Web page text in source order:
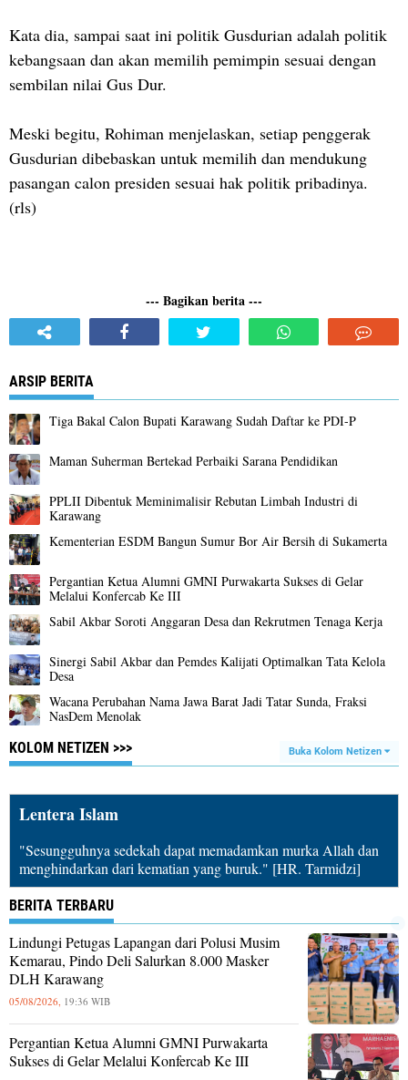
Kata dia, sampai saat ini politik Gusdurian adalah politik
kebangsaan dan akan memilih pemimpin sesuai dengan
sembilan nilai Gus Dur.
Meski begitu, Rohiman menjelaskan, setiap penggerak
Gusdurian dibebaskan untuk memilih dan mendukung
pasangan calon presiden sesuai hak politik pribadinya.
(rls)
--- Bagikan berita ---
ARSIP BERITA
Tiga Bakal Calon Bupati Karawang Sudah Daftar ke PDI-P
Maman Suherman Bertekad Perbaiki Sarana Pendidikan
PPLII Dibentuk Meminimalisir Rebutan Limbah Industri di
Karawang
Kementerian ESDM Bangun Sumur Bor Air Bersih di Sukamerta
Pergantian Ketua Alumni GMNI Purwakarta Sukses di Gelar
Melalui Konfercab Ke III
Sabil Akbar Soroti Anggaran Desa dan Rekrutmen Tenaga Kerja
Sinergi Sabil Akbar dan Pemdes Kalijati Optimalkan Tata Kelola
Desa
Wacana Perubahan Nama Jawa Barat Jadi Tatar Sunda, Fraksi
NasDem Menolak
KOLOM NETIZEN >>>
Buka Kolom Netizen
Lentera Islam
"Sesungguhnya sedekah dapat memadamkan murka Allah dan
menghindarkan dari kematian yang buruk." [HR. Tarmidzi]
BERITA TERBARU
Lindungi Petugas Lapangan dari Polusi Musim
Kemarau, Pindo Deli Salurkan 8.000 Masker
DLH Karawang
05/08/2026, 19:36 WIB
Pergantian Ketua Alumni GMNI Purwakarta
Sukses di Gelar Melalui Konfercab Ke III